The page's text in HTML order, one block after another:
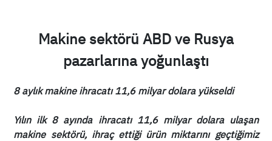
Makine sektörü ABD ve Rusya
pazarlarına yoğunlaştı
8 aylık makine ihracatı 11,6 milyar dolara yükseldi
Yılın ilk 8 ayında ihracatı 11,6 milyar dolara ulaşan
makine sektörü, ihraç ettiği ürün miktarını geçtiğimiz